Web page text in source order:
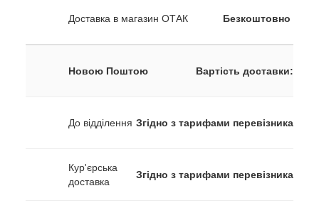
Доставка в магазин ОТАК Безкоштовно
Новою Поштою Вартість доставки:
До відділення Згідно з тарифами перевізника
Кур'єрська
доставка
Згідно з тарифами перевізника